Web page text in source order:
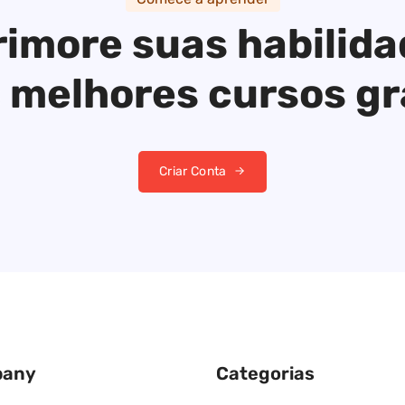
suas
melhores cursos
Criar Conta
Categorias